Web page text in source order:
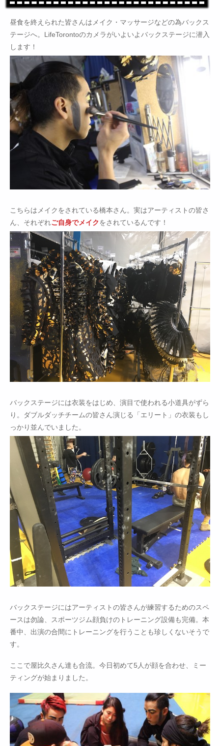
昼食を終えられた皆さんはメイク・マッサージなどの為バックス
テージへ。LifeTorontoのカメラがいよいよバックステージに潜入
します！
こちらはメイクをされている橋本さん。実はアーティストの皆さ
ん、それぞれご自身でメイクをされているんです！
バックステージには衣装をはじめ、演目で使われる小道具がずら
り。ダブルダッチチームの皆さん演じる「エリート」の衣装もし
っかり並んでいました。
バックステージにはアーティストの皆さんが練習するためのスペ
ースは勿論、スポーツジム顔負けのトレーニング設備も完備。本
番中、出演の合間にトレーニングを行うことも珍しくないそうで
す。
ここで屋比久さん達も合流。今日初めて5人が顔を合わせ、ミー
ティングが始まりました。